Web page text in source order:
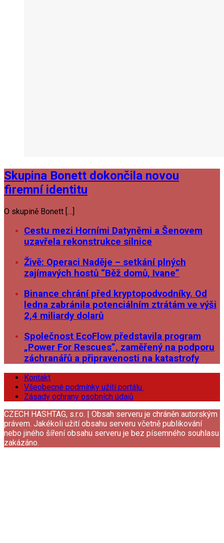
Skupina Bonett dokončila novou
firemní identitu
O skupině Bonett […]
Cestu mezi Horními Datyněmi a Šenovem
uzavřela rekonstrukce silnice
Živě: Operaci Naděje – setkání plných
zajímavých hostů “Běž domů, Ivane”
Binance chrání před kryptopodvodníky. Od
ledna zabránila potenciálním ztrátám ve výši
2,4 miliardy dolarů
Společnost EcoFlow představila program
„Power For Rescues”, zaměřený na podporu
záchranářů a připravenosti na katastrofy
Kontakt
Všeobecné podmínky užití portálu
Zásady ochrany osobních údajů
CZECH HASHTAG, s.r.o. | Obsah serveru je chráněn autorským
právem. Jakékoli užití obsahu serveru včetně publikování
nebo jiného šíření obsahu serveru je bez písemného souhlasu
zakázáno.